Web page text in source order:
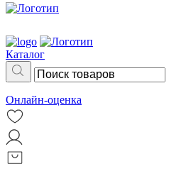
Каталог
Онлайн-оценка